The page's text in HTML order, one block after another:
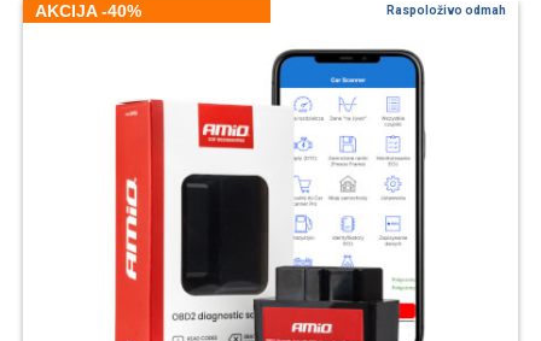
AKCIJA -40% Raspoloživo odmah